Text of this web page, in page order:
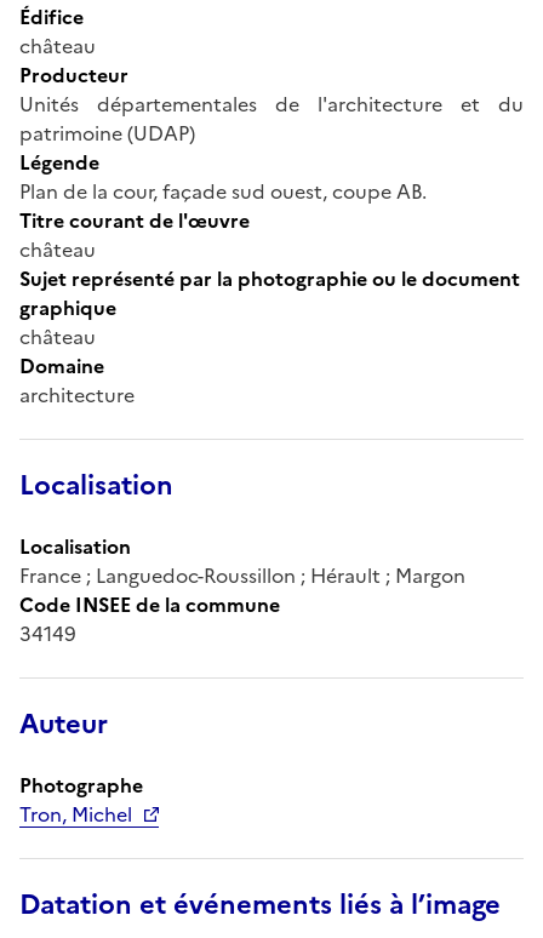
Édifice
château
Producteur
Unités départementales de l'architecture et du
patrimoine (UDAP)
Légende
Plan de la cour, façade sud ouest, coupe AB.
Titre courant de l'œuvre
château
Sujet représenté par la photographie ou le document
graphique
château
Domaine
architecture
Localisation
Localisation
France ; Languedoc-Roussillon ; Hérault ; Margon
Code INSEE de la commune
34149
Auteur
Photographe
Tron, Michel
Datation et événements liés à l’image